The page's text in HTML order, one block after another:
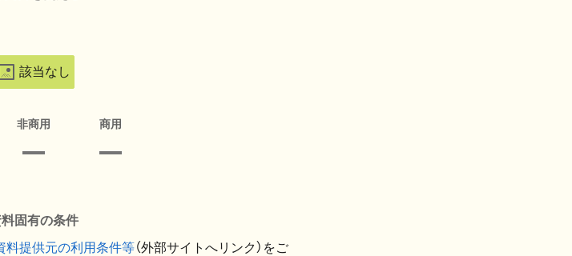
該当なし
非商用 商用
固有の条件
料提供元の利用条件等（外部サイトへリンク）をご